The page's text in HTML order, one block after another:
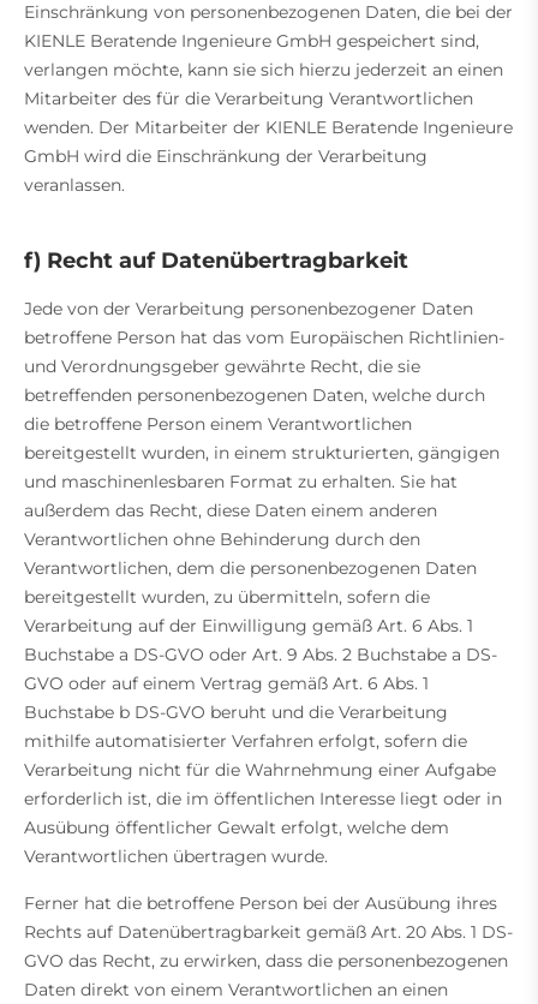
Einschränkung von personenbezogenen Daten, die bei der
KIENLE Beratende Ingenieure GmbH gespeichert sind,
verlangen möchte, kann sie sich hierzu jederzeit an einen
Mitarbeiter des für die Verarbeitung Verantwortlichen
wenden. Der Mitarbeiter der KIENLE Beratende Ingenieure
GmbH wird die Einschränkung der Verarbeitung
veranlassen.
f) Recht auf Datenübertragbarkeit
Jede von der Verarbeitung personenbezogener Daten
betroffene Person hat das vom Europäischen Richtlinien-
und Verordnungsgeber gewährte Recht, die sie
betreffenden personenbezogenen Daten, welche durch
die betroffene Person einem Verantwortlichen
bereitgestellt wurden, in einem strukturierten, gängigen
und maschinenlesbaren Format zu erhalten. Sie hat
außerdem das Recht, diese Daten einem anderen
Verantwortlichen ohne Behinderung durch den
Verantwortlichen, dem die personenbezogenen Daten
bereitgestellt wurden, zu übermitteln, sofern die
Verarbeitung auf der Einwilligung gemäß Art. 6 Abs. 1
Buchstabe a DS-GVO oder Art. 9 Abs. 2 Buchstabe a DS-
GVO oder auf einem Vertrag gemäß Art. 6 Abs. 1
Buchstabe b DS-GVO beruht und die Verarbeitung
mithilfe automatisierter Verfahren erfolgt, sofern die
Verarbeitung nicht für die Wahrnehmung einer Aufgabe
erforderlich ist, die im öffentlichen Interesse liegt oder in
Ausübung öffentlicher Gewalt erfolgt, welche dem
Verantwortlichen übertragen wurde.
Ferner hat die betroffene Person bei der Ausübung ihres
Rechts auf Datenübertragbarkeit gemäß Art. 20 Abs. 1 DS-
GVO das Recht, zu erwirken, dass die personenbezogenen
Daten direkt von einem Verantwortlichen an einen